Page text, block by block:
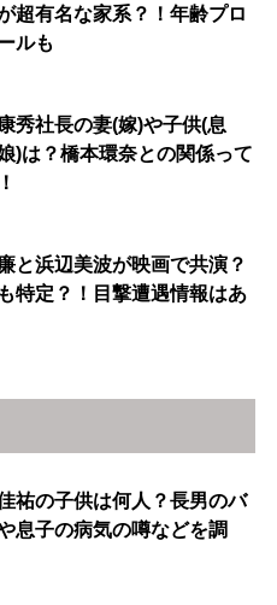
超有名な家系？！年齢プロ
ルも
秀社長の妻(嫁)や子供(息
)は？橋本環奈との関係って
と浜辺美波が映画で共演？
特定？！目撃遭遇情報はあ
祐の子供は何人？長男のバ
息子の病気の噂などを調